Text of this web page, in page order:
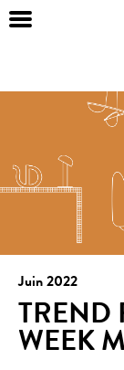
Juin 2022
TREND
WEEK